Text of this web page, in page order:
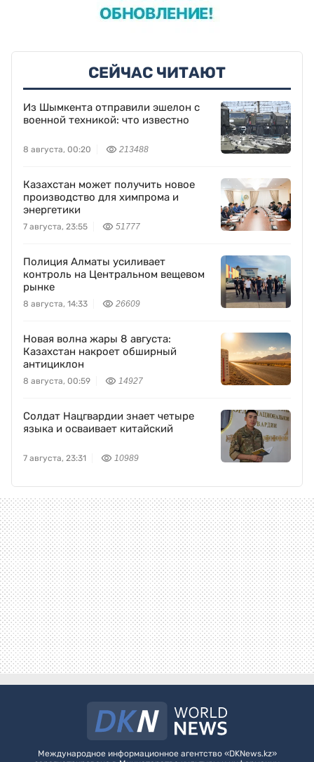
СЕЙЧАС ЧИТАЮТ
Из Шымкента отправили эшелон с
военной техникой: что известно
8 августа, 00:20 213488
Казахстан может получить новое
производство для химпрома и
энергетики
7 августа, 23:55 51777
Полиция Алматы усиливает
контроль на Центральном вещевом
рынке
8 августа, 14:33 26609
Новая волна жары 8 августа:
Казахстан накроет обширный
антициклон
8 августа, 00:59 14927
Солдат Нацгвардии знает четыре
языка и осваивает китайский
7 августа, 23:31 10989
Международное информационное агентство «DKNews.kz»